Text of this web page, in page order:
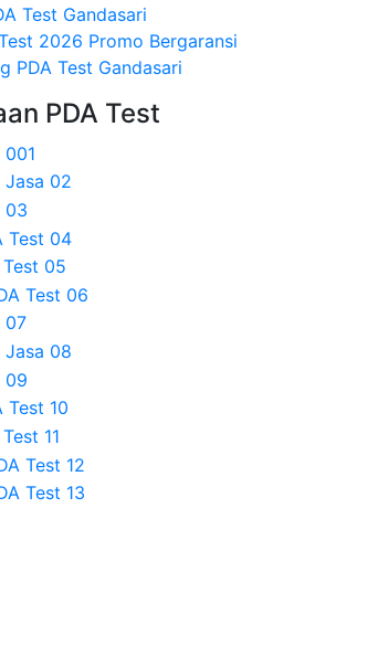
Test Gandasari
2026 Promo Bergaransi
PDA Test Gandasari
PDA Test